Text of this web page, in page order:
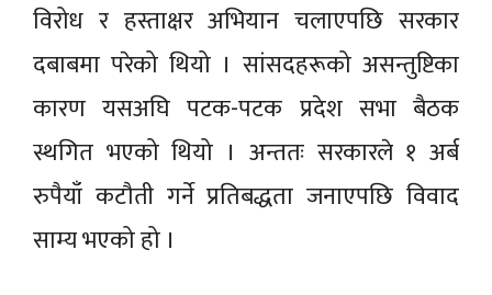
विरोध र हस्ताक्षर अभियान चलाएपछि सरकार
दबाबमा परेको थियो । सांसदहरूको असन्तुष्टिका
कारण यसअघि पटक-पटक प्रदेश सभा बैठक
स्थगित भएको थियो । अन्ततः सरकारले १ अर्ब
रुपैयाँ कटौती गर्ने प्रतिबद्धता जनाएपछि विवाद
साम्य भएको हो ।